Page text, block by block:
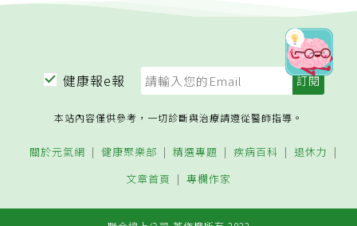
健康報e報
本站內容僅供參考，一切診斷與治療請遵從醫師指導。
關於元氣網 健康聚樂部 精選專題 疾病百科
退休力
文章首頁
專欄作家